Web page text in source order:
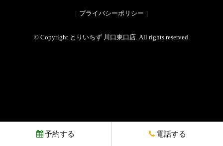
プライバシーポリシー
© Copyright とりいちず 川口東口店. All rights reserved.
予約する 電話する